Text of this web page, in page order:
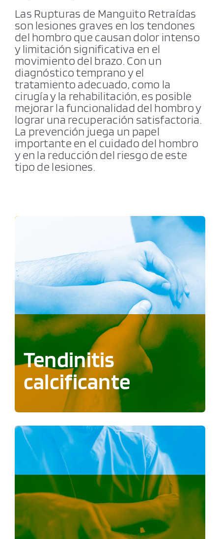
Las Rupturas de Manguito Retraídas
son lesiones graves en los tendones
del hombro que causan dolor intenso
y limitación significativa en el
movimiento del brazo. Con un
diagnóstico temprano y el
tratamiento adecuado, como la
cirugía y la rehabilitación, es posible
mejorar la funcionalidad del hombro y
lograr una recuperación satisfactoria.
La prevención juega un papel
importante en el cuidado del hombro
y en la reducción del riesgo de este
tipo de lesiones.
Tendinitis
calcificante